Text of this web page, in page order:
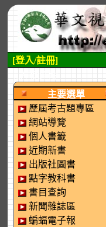
[登入/註冊]
主要選單
歷屆考古題專區
網站導覽
個人書籤
近期新書
出版社圖書
點字教科書
書目查詢
新聞雜誌區
蝙蝠電子報